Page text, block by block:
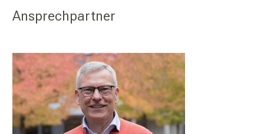
Ansprechpartner